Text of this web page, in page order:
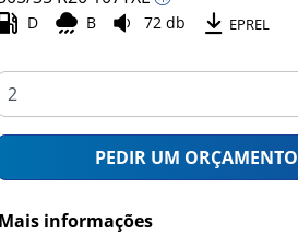
D B 72 db EPREL
PEDIR UM ORÇAMENTO
Mais informações